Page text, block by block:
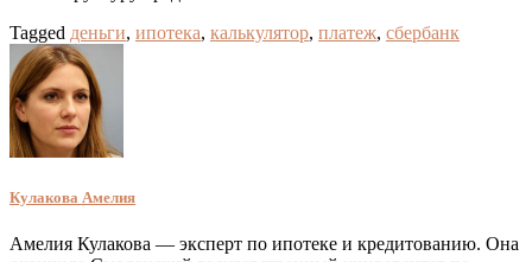
Tagged деньги, ипотека, калькулятор, платеж, сбербанк
Кулакова Амелия
Амелия Кулакова — эксперт по ипотеке и кредитованию. Она